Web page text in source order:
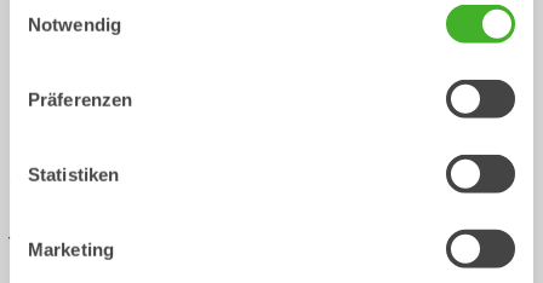
Notwendig
Präferenzen
Statistiken
Marketing
Terminvorschau